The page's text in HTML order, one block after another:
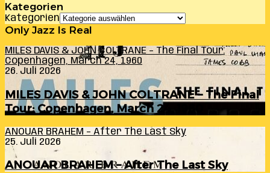
Kategorien
Kategorien
Only Jazz Is Real
MILES DAVIS & JOHN COLTRANE – The Final Tour:
Copenhagen, March 24, 1960
26. Juli 2026
MILES DAVIS & JOHN COLTRANE – The Final
Tour: Copenhagen, March 24, 1960
ANOUAR BRAHEM – After The Last Sky
25. Juli 2026
ANOUAR BRAHEM – After The Last Sky